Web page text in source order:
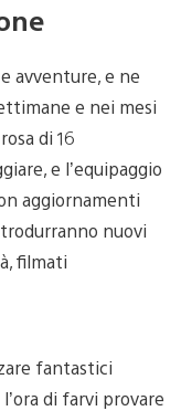
avventure, e ne
e nei mesi
di 16
e l’equipaggio
aggiornamenti
nuovi
filmati
fantastici
di farvi provare